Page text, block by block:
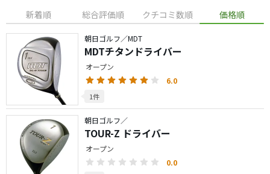
新着順 総合評価順 クチコミ数順 価格順
朝日ゴルフ／MDT
MDTチタンドライバー
オープン
6.0
1件
朝日ゴルフ／
TOUR-Z ドライバー
オープン
0.0